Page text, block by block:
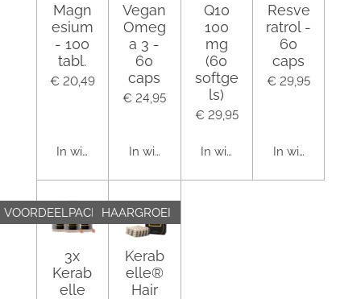
Magn
esium
- 100
tabl.
€ 20,49
In winkelwagen
Vegan
Omeg
a 3 -
60
caps
€ 24,95
In winkelwagen
Q10
100
mg
(60
softge
ls)
€ 29,95
In winkelwagen
Resve
ratrol -
60
caps
€ 29,95
In winkelwagen
VOORDEELPACK
3x
Kerab
elle
HAARGROEI
Kerab
elle®
Hair